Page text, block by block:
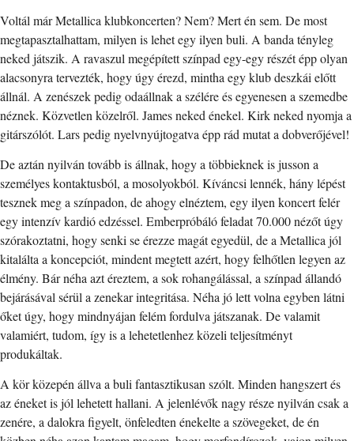
Voltál már Metallica klubkoncerten? Nem? Mert én sem. De most
megtapasztalhattam, milyen is lehet egy ilyen buli. A banda tényleg
neked játszik. A ravaszul megépített színpad egy-egy részét épp olyan
alacsonyra tervezték, hogy úgy érezd, mintha egy klub deszkái előtt
állnál. A zenészek pedig odaállnak a szélére és egyenesen a szemedbe
néznek. Közvetlen közelről. James neked énekel. Kirk neked nyomja a
gitárszólót. Lars pedig nyelvnyújtogatva épp rád mutat a dobverőjével!
De aztán nyilván tovább is állnak, hogy a többieknek is jusson a
személyes kontaktusból, a mosolyokból. Kíváncsi lennék, hány lépést
tesznek meg a színpadon, de ahogy elnéztem, egy ilyen koncert felér
egy intenzív kardió edzéssel. Emberpróbáló feladat 70.000 nézőt úgy
szórakoztatni, hogy senki se érezze magát egyedül, de a Metallica jól
kitalálta a koncepciót, mindent megtett azért, hogy felhőtlen legyen az
élmény. Bár néha azt éreztem, a sok rohangálással, a színpad állandó
bejárásával sérül a zenekar integritása. Néha jó lett volna egyben látni
őket úgy, hogy mindnyájan felém fordulva játszanak. De valamit
valamiért, tudom, így is a lehetetlenhez közeli teljesítményt
produkáltak.
A kör közepén állva a buli fantasztikusan szólt. Minden hangszert és
az éneket is jól lehetett hallani. A jelenlévők nagy része nyilván csak a
zenére, a dalokra figyelt, önfeledten énekelte a szövegeket, de én